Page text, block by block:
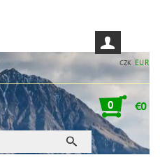
CZK EUR
0 €0